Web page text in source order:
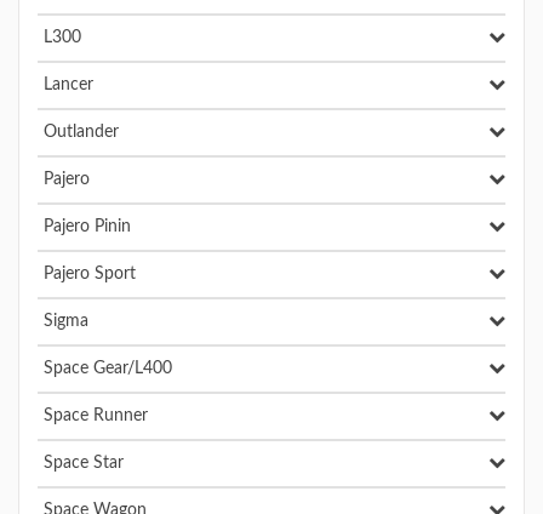
L300
Lancer
Outlander
Pajero
Pajero Pinin
Pajero Sport
Sigma
Space Gear/L400
Space Runner
Space Star
Space Wagon